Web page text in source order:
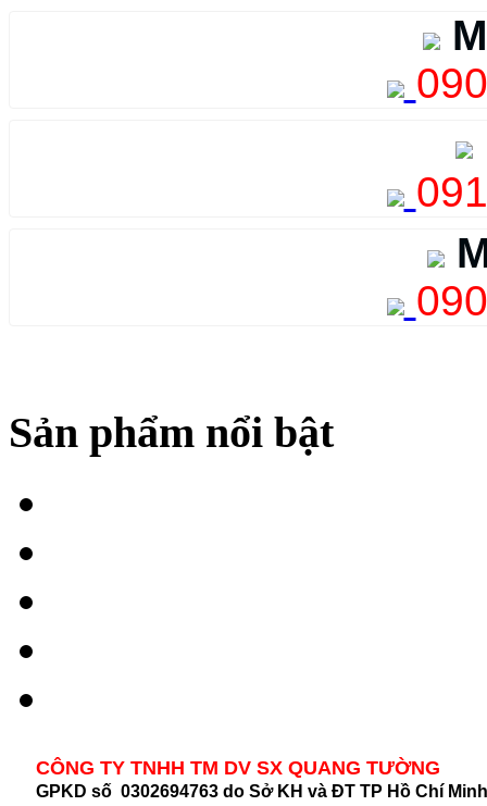
Sản phẩm nổi bật
CÔNG TY TNHH TM DV SX QUANG TƯỜNG
GPKD số 0302694763 do Sở KH và ĐT TP Hồ Chí Minh